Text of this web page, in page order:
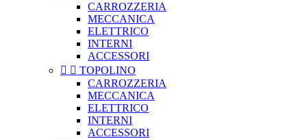
CARROZZERIA
MECCANICA
ELETTRICO
INTERNI
ACCESSORI
  TOPOLINO
CARROZZERIA
MECCANICA
ELETTRICO
INTERNI
ACCESSORI